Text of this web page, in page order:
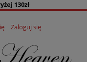
130zł
Zaloguj się